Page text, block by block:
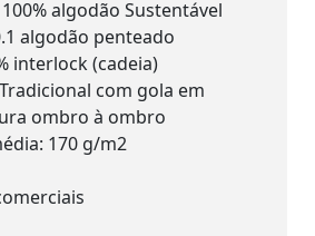
algodão Sustentável
algodão penteado
interlock (cadeia)
com gola em
ombro à ombro
170 g/m2